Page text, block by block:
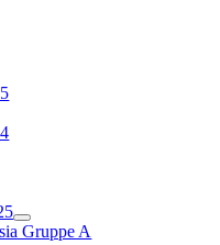
Gruppe A